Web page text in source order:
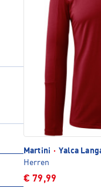
Martini · Yalca
Herren
€ 79,99